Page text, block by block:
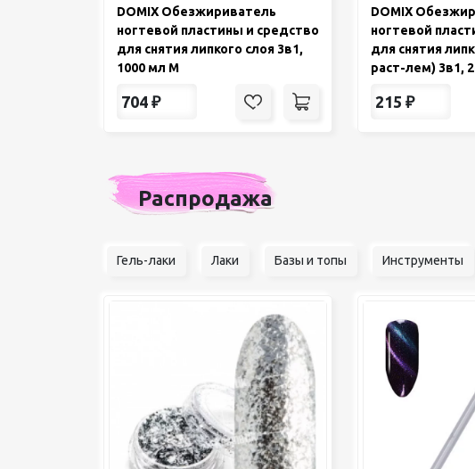
DOMIX Обезжириватель
ногтевой пластины и средство
для снятия липкого слоя 3в1,
1000 мл М
704 ₽
DOMIX
ногтевой
для снятия
раст-лем) 3в1,
215 ₽
Распродажа
Гель-лаки Лаки Базы и топы Инструменты